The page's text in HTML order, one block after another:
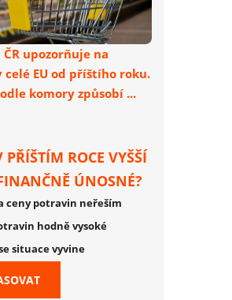
upozorňuje na
EU od příštího roku.
komory způsobí ...
ROCE VYŠŠÍ
ÚNOSNÉ?
ceny potravin neřeším
hodně vysoké
situace vyvine